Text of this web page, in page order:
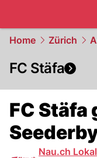
Home Zürich
FC Stäfa
FC Stäfa
Nau.ch Lokal